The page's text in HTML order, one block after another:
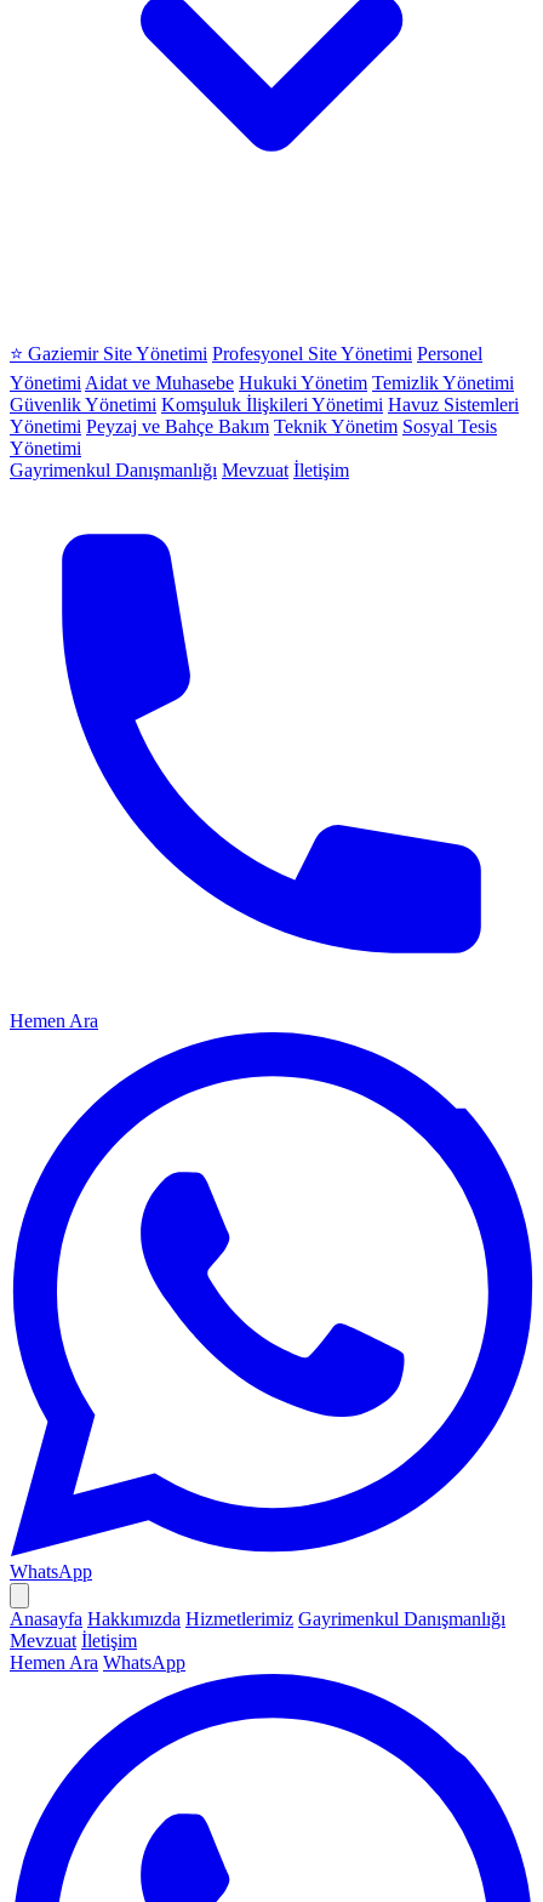
⭐ Gaziemir Site Yönetimi Profesyonel Site Yönetimi Personel
Yönetimi Aidat ve Muhasebe Hukuki Yönetim Temizlik Yönetimi
Güvenlik Yönetimi Komşuluk İlişkileri Yönetimi Havuz Sistemleri
Yönetimi Peyzaj ve Bahçe Bakım Teknik Yönetim Sosyal Tesis
Yönetimi
Gayrimenkul Danışmanlığı Mevzuat İletişim
Hemen Ara
WhatsApp
Anasayfa Hakkımızda Hizmetlerimiz Gayrimenkul Danışmanlığı
Mevzuat İletişim
Hemen Ara WhatsApp